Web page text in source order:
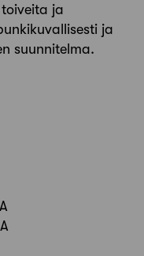
ja
ja
suunnitelma.